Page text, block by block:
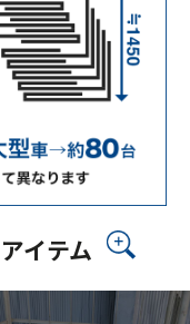
イテム